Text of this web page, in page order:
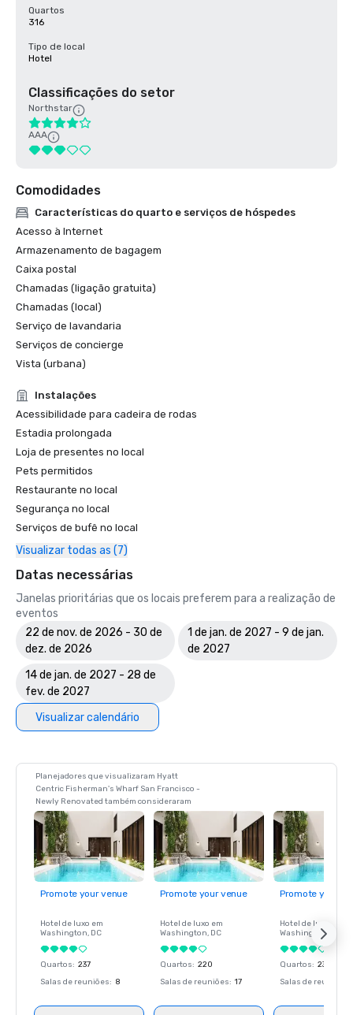
Quartos
316
Tipo de local
Hotel
Classificações do setor
Northstar
AAA
Comodidades
Características do quarto e serviços de hóspedes
Acesso à Internet
Armazenamento de bagagem
Caixa postal
Chamadas (ligação gratuita)
Chamadas (local)
Serviço de lavandaria
Serviços de concierge
Vista (urbana)
Instalações
Acessibilidade para cadeira de rodas
Estadia prolongada
Loja de presentes no local
Pets permitidos
Restaurante no local
Segurança no local
Serviços de bufê no local
Visualizar todas as (7)
Datas necessárias
Janelas prioritárias que os locais preferem para a realização de
eventos
22 de nov. de 2026 - 30 de
dez. de 2026
1 de jan. de 2027 - 9 de jan.
de 2027
14 de jan. de 2027 - 28 de
fev. de 2027
Visualizar calendário
Planejadores que visualizaram Hyatt
Centric Fisherman's Wharf San Francisco -
Newly Renovated também consideraram
Promote your venue
Hotel de luxo em
Washington, DC
Quartos: 237
Salas de reuniões: 8
Promote your venue
Hotel de luxo em
Washington, DC
Quartos: 220
Salas de reuniões: 17
Promote your
Hotel de luxo em
Washington
Quartos: 237
Salas de reuniões